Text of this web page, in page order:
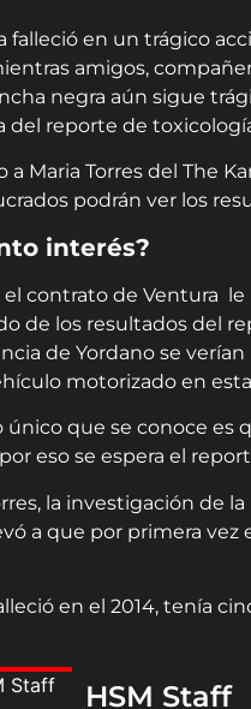
falleció en un trágico
amigos,
negra aún sigue
del reporte de
a Maria Torres del The
podrán ver los
interés?
contrato de Ventura
de los resultados del
de Yordano se
motorizado en
único que se conoce es
eso se espera el
la investigación de
a que por primera
en el 2014, tenía
HSM Staff